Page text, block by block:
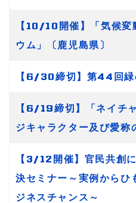
【10/10開催】「気候変
ウム」〔鹿児島県〕
【6/30締切】第44回緑
【6/19締切】「ネイチ
ジキャラクター及び愛称
【3/12開催】官民共創
決セミナー～実例からひ
ジネスチャンス～